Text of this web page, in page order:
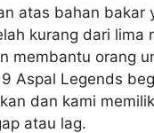
atas bahan bakar
kurang dari lima
membantu orang
Aspal Legends
dan kami
atau lag.